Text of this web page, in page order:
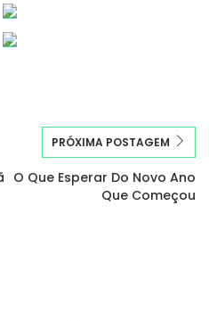
PRÓXIMA POSTAGEM
O Que Esperar Do Novo Ano
Que Começou